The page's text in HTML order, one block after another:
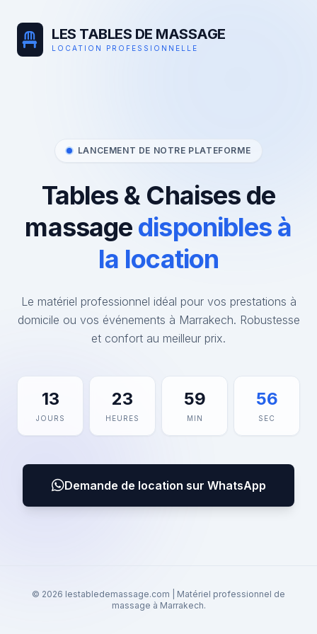
LES TABLES DE MASSAGE
LOCATION PROFESSIONNELLE
LANCEMENT DE NOTRE PLATEFORME
Tables & Chaises de
massage disponibles à
la location
Le matériel professionnel idéal pour vos prestations à
domicile ou vos événements à Marrakech. Robustesse
et confort au meilleur prix.
13
JOURS
23
HEURES
59
MIN
56
SEC
Demande de location sur WhatsApp
© 2026 lestabledemassage.com | Matériel professionnel de
massage à Marrakech.